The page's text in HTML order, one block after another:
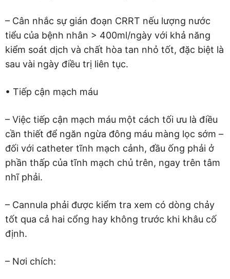
– Cân nhắc sự gián đoạn CRRT nếu lượng nước
tiểu của bệnh nhân > 400ml/ngày với khả năng
kiểm soát dịch và chất hòa tan nhỏ tốt, đặc biệt là
sau vài ngày điều trị liên tục.
• Tiếp cận mạch máu
– Việc tiếp cận mạch máu một cách tối ưu là điều
cần thiết để ngăn ngừa đông máu màng lọc sớm –
đối với catheter tĩnh mạch cảnh, đầu ống phải ở
phần thấp của tĩnh mạch chủ trên, ngay trên tâm
nhĩ phải.
– Cannula phải được kiểm tra xem có dòng chảy
tốt qua cả hai cổng hay không trước khi khâu cố
định.
– Nơi chích: